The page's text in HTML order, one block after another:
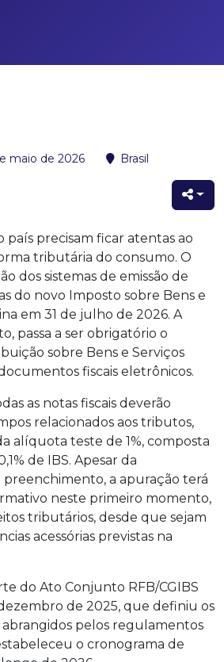
maio de 2026 Brasil
país precisam ficar atentas ao
tributária do consumo. O
dos sistemas de emissão de
do novo Imposto sobre Bens e
em 31 de julho de 2026. A
passa a ser obrigatório o
sobre Bens e Serviços
fiscais eletrônicos.
as notas fiscais deverão
relacionados aos tributos,
alíquota teste de 1%, composta
de IBS. Apesar da
a apuração terá
neste primeiro momento,
tributários, desde que sejam
acessórias previstas na
do Ato Conjunto RFB/CGIBS
de 2025, que definiu os
pelos regulamentos
o cronograma de